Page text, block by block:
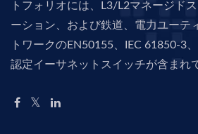
トフォリオには、L3/L2マネージド
ーション、および鉄道、電力ユーテ
トワークのEN50155、IEC 61850-3
認定イーサネットスイッチが含まれ